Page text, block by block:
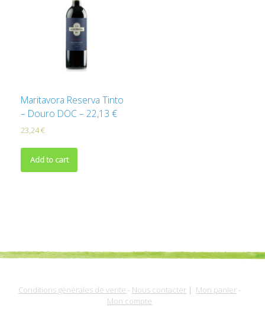
Maritavora Reserva Tinto
– Douro DOC – 22,13 €
23,24€
Add to cart
Conditions générales de vente - Nous contacter | Mon panier -
Mon compte